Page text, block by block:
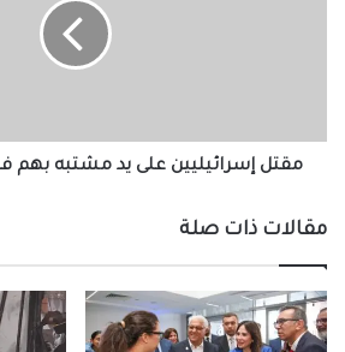
مقتل إسرائيليين على يد مشتبه بهم
مقالات ذات صلة